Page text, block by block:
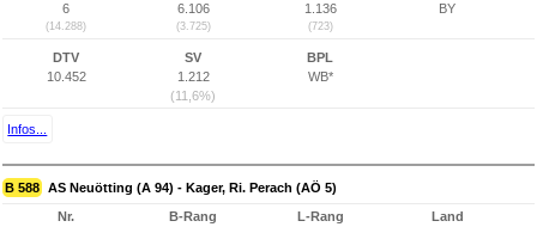
6
(14.288)
6.106
(3.725)
1.136
(723)
BY
DTV
10.452
SV
1.212
(11,6%)
BPL
WB*
Infos...
B 588 AS Neuötting (A 94) - Kager, Ri. Perach (AÖ 5)
Nr.
B-Rang
L-Rang
Land